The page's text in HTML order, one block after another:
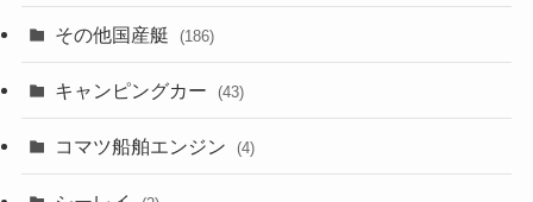
その他国産艇 (186)
キャンピングカー (43)
コマツ船舶エンジン (4)